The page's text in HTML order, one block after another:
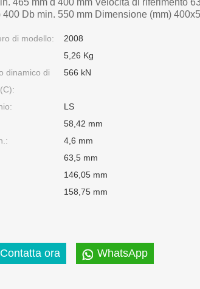
465 mm d 400 mm Velocità di riferimento
400 Db min. 550 mm Dimensione (mm)
di modello:
2008
5,26 Kg
dinamico di
566 kN
LS
58,42 mm
4,6 mm
63,5 mm
146,05 mm
158,75 mm
Contatta ora WhatsApp